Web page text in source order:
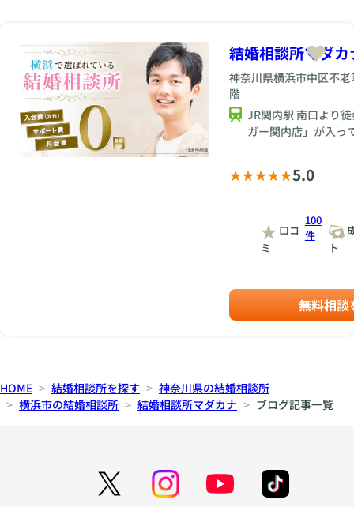
結婚相談所マダカ
神奈川県横浜市中区不
階
JR関内駅 南口より
ガー関内店」が入っ
5.0
口コ
ミ
100
件
ト
無料相談
HOME 結婚相談所を探す
神奈川県の結婚相談所
横浜市の結婚相談所
結婚相談所マダカナ ブログ記事一覧